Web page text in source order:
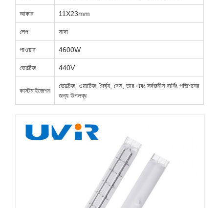
আকার 11X23mm
লেপ সাদা
পাওয়ার 4600W
ভোল্টেজ 440V
কাস্টমাইজেশন
ভোল্টেজ, ওয়াটেজ, দৈর্ঘ্য, বেস, তার এবং সর্বজনীন বার্নিং পজিশনের
জন্য উপলব্ধ